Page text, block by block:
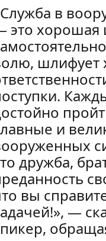
в
это хорошая
шлифует
и
дружба,
вы
—